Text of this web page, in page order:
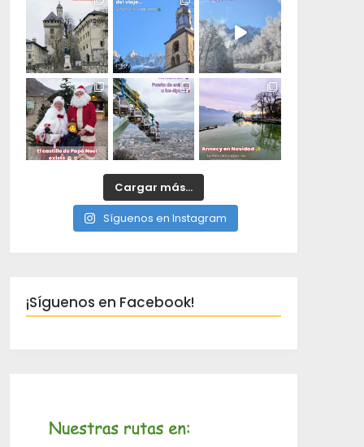
Cargar más...
Síguenos en Instagram
¡Síguenos en Facebook!